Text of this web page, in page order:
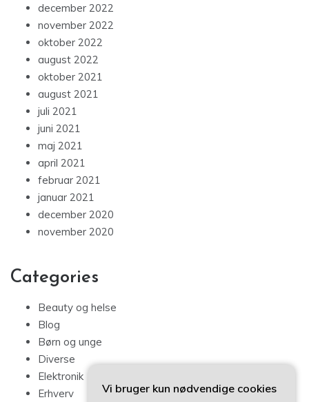
december 2022
november 2022
oktober 2022
august 2022
oktober 2021
august 2021
juli 2021
juni 2021
maj 2021
april 2021
februar 2021
januar 2021
december 2020
november 2020
Categories
Beauty og helse
Blog
Børn og unge
Diverse
Elektronik
Erhverv
Vi bruger kun nødvendige cookies